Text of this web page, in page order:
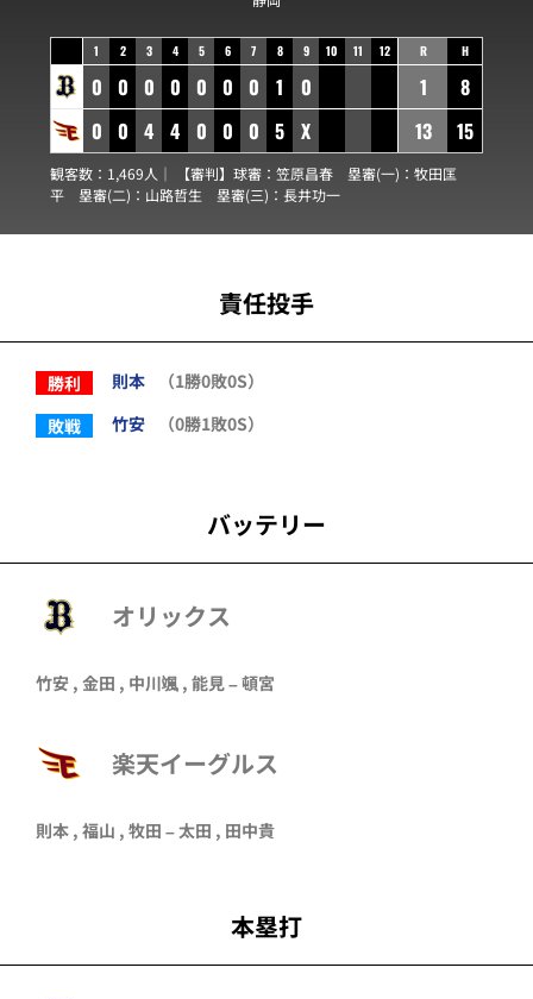
1 2 3 4 5 6 7 8 9 10 11 12
0 0 0 0 0 0 0 1
0
0 0 4 4 0 0 0 5 X
R H
1
8
13
15
観客数：1,469人｜ 【審判】球審： 笠原昌春 塁審(一)： 牧田匡
平 塁審(二)： 山路哲生 塁審(三)： 長井功一
責任投手
勝利 則本
（1勝0敗0S）
敗戦
竹安 （0勝1敗0S）
バッテリー
オリックス
竹安 , 金田 , 中川颯 , 能見–頓宮
楽天イーグルス
則本 , 福山 , 牧田 –太田 , 田中貴
本塁打